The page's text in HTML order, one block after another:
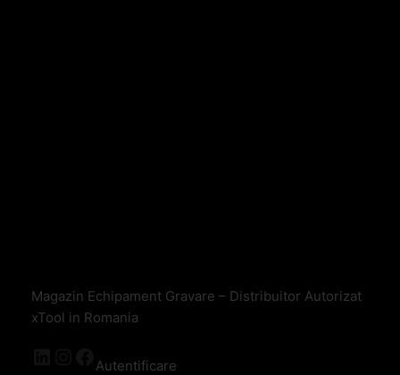
Magazin Echipament Gravare – Distribuitor Autorizat
xTool in Romania
Autentificare